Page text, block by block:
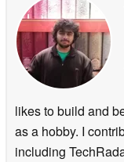
likes to build and
as a hobby. I
including